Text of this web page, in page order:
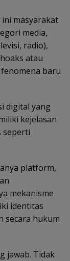
masyarakat
media,
radio),
atau
baru
digital yang
kejelasan
seperti
platform,
mekanisme
identitas
secara hukum
jawab. Tidak